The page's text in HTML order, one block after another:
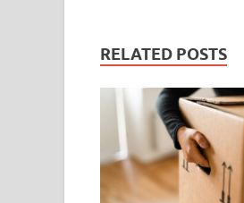
RELATED POSTS